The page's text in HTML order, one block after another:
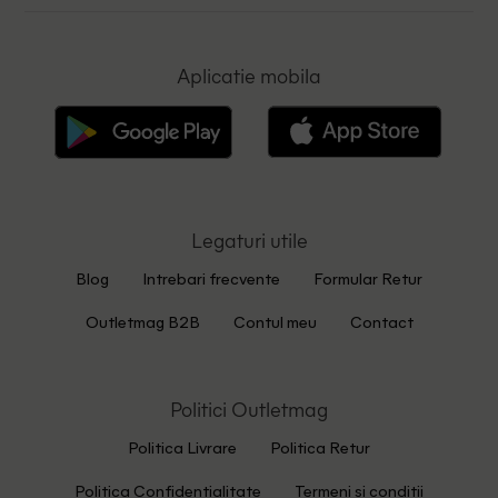
Aplicatie mobila
Legaturi utile
Blog Intrebari frecvente Formular Retur
Outletmag B2B Contul meu Contact
Politici Outletmag
Politica Livrare Politica Retur
Politica Confidentialitate Termeni si conditii